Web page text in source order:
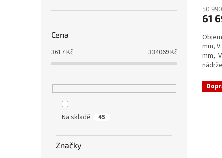
Cena
3617Kč 334069Kč
Na skladě 45
Značky
50
61
mm,
mm,
nádrž